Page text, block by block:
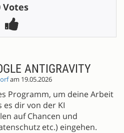
Votes
ANTIGRAVITY
am 19.05.2026
Programm, um deine Arbeit
es dir von der KI
auf Chancen und
etc.) eingehen.